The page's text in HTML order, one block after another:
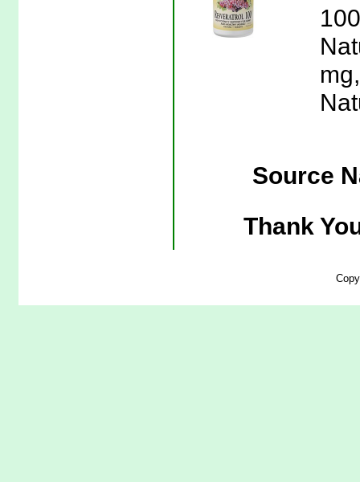
Source
Thank